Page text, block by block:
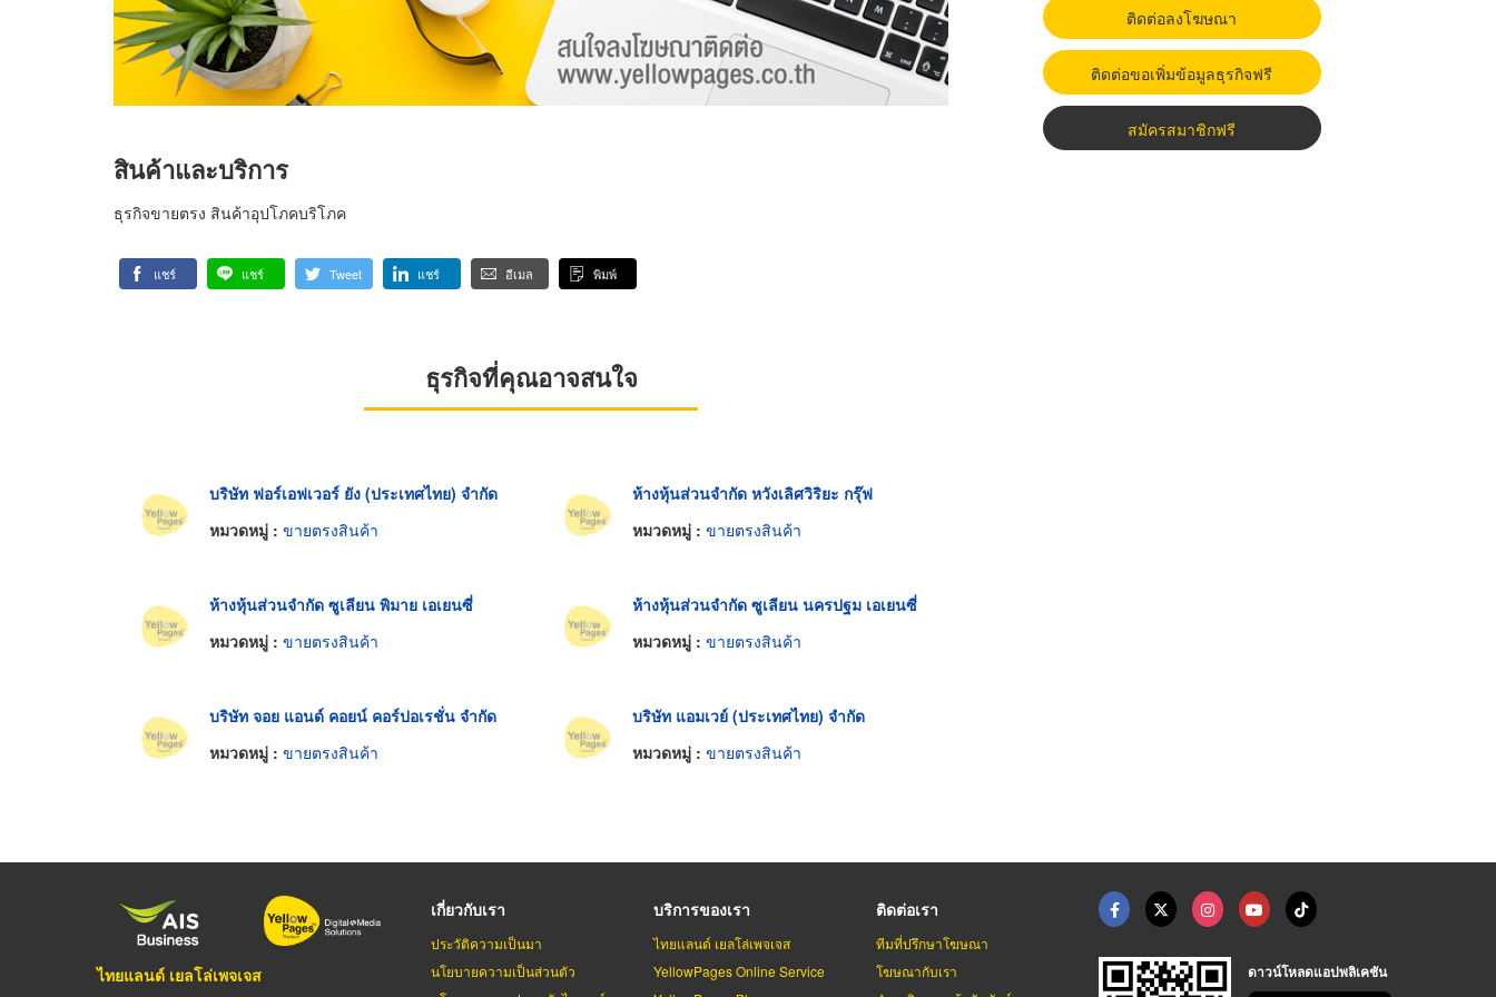
สินค้าและบริการ
ธุรกิจขายตรง สินค้าอุปโภคบริโภค
แชร์ แชร์ Tweet แชร์ อีเมล พิมพ์
ธุรกิจที่คุณอาจสนใจ
บริษัท ฟอร์เอฟเวอร์ ยัง (ประเทศไทย) จำกัด
หมวดหมู่ : ขายตรงสินค้า
ห้างหุ้นส่วนจำกัด หวังเลิศวิริยะ กรุ๊ฟ
หมวดหมู่ : ขายตรงสินค้า
ห้างหุ้นส่วนจำกัด ซูเลียน พิมาย เอเยนซี่
หมวดหมู่ : ขายตรงสินค้า
ห้างหุ้นส่วนจำกัด ซูเลียน นครปฐม เอเยนซี่
หมวดหมู่ : ขายตรงสินค้า
บริษัท จอย แอนด์ คอยน์ คอร์ปอเรชั่น จำกัด
หมวดหมู่ : ขายตรงสินค้า
บริษัท แอมเวย์ (ประเทศไทย) จำกัด
หมวดหมู่ : ขายตรงสินค้า
ติดต่อลงโฆษณา
ติดต่อขอเพิ่มข้อมูลธุรกิจฟรี
สมัครสมาชิกฟรี
ไทยแลนด์ เยลโล่เพจเจส
เกี่ยวกับเรา
ประวัติความเป็นมา
นโยบายความเป็นส่วนตัว
บริการของเรา
ไทยแลนด์ เยลโล่เพจเจส
YellowPages Online Service
ติดต่อเรา
ทีมที่ปรึกษาโฆษณา
โฆษณากับเรา
ดาวน์โหลดแอปพลิเคชัน